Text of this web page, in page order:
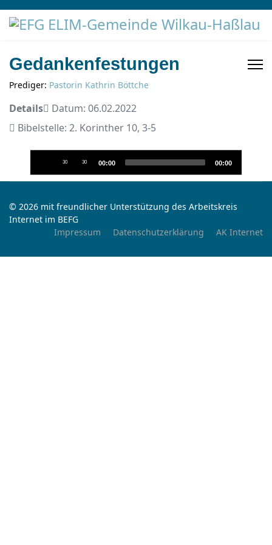
Gedankenfestungen
Prediger: Pastorin Kathrin Böttche
Details
Datum: 06.02.2022
Bibelstelle: 2. Korinther 10, 3-5
Player
30 30 00:00 00:00
© 2026 mit freundlicher Unterstützung des Arbeitskreis
Internet im BEFG
Impressum
Datenschutzerklärung AK Internet